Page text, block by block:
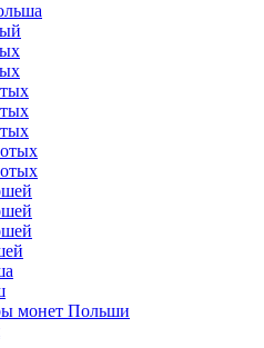
монет Польши